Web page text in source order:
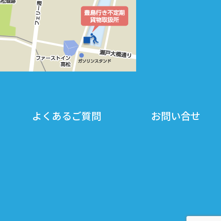
よくあるご質問 お問い合せ